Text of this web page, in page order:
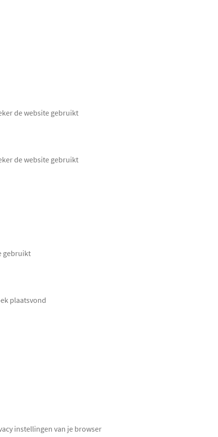
de website gebruikt
de website gebruikt
gebruikt
plaatsvond
instellingen van je browser